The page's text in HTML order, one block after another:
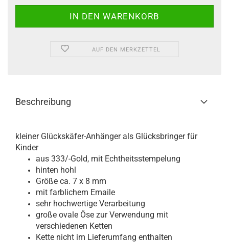
AUF DEN MERKZETTEL
Beschreibung
kleiner Glückskäfer-Anhänger als Glücksbringer für
Kinder
aus 333/-Gold, mit Echtheitsstempelung
hinten hohl
Größe ca. 7 x 8 mm
mit farblichem Emaile
sehr hochwertige Verarbeitung
große ovale Öse zur Verwendung mit
verschiedenen Ketten
Kette nicht im Lieferumfang enthalten